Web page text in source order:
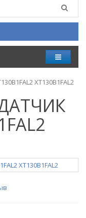
XT130B1FAL2